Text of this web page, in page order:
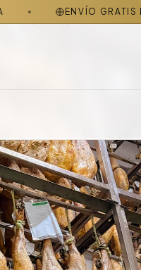
ENVÍO GRATIS EN